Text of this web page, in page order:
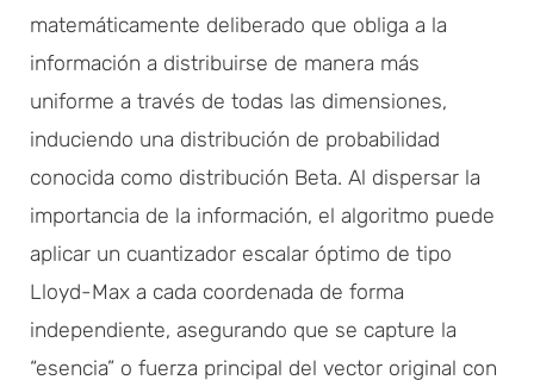
matemáticamente deliberado que obliga a la
información a distribuirse de manera más
uniforme a través de todas las dimensiones,
induciendo una distribución de probabilidad
conocida como distribución Beta. Al dispersar la
importancia de la información, el algoritmo puede
aplicar un cuantizador escalar óptimo de tipo
Lloyd-Max a cada coordenada de forma
independiente, asegurando que se capture la
“esencia” o fuerza principal del vector original con